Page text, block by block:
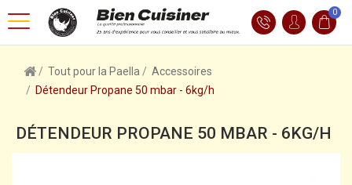
0
Tout pour la Paella
Accessoires
Détendeur Propane 50 mbar - 6kg/h
DÉTENDEUR PROPANE 50 MBAR - 6KG/H